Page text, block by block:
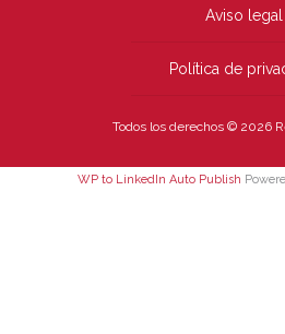
Aviso legal
Política de
Todos los derechos © 2026
WP to LinkedIn Auto Publish